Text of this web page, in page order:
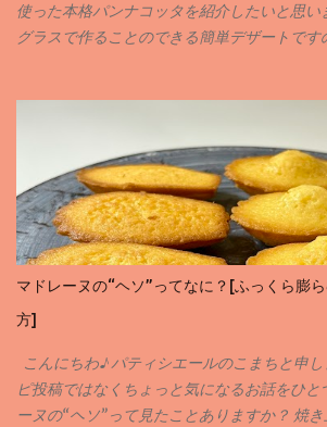
使った本格パンナコッタを紹介したいと思
グラスで作ることのできる簡単デザートです
らいました♪ 当サイトではお菓子のレシピや
らっています。材料のことや作り方など気に
たらお気軽にコメントやインスタグラム、X
ると嬉しいです✨ それではレシピにまいりま
マドレーヌの“ヘソ”ってなに？[ふっくら膨
方]
こんにちわ♪ パティシエールのこまちと申
ピ投稿ではなくちょっと気になるお話をひ
ーヌの“ヘソ”って見たことありますか？ 焼